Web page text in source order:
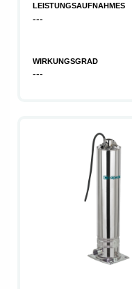
LEISTUNGSAUFNAHMES
---
WIRKUNGSGRAD
---